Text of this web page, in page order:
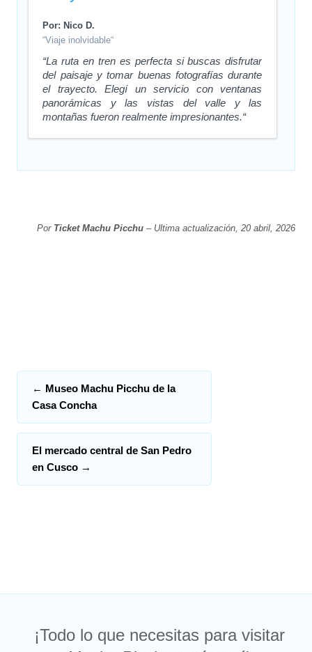
Por: Nico D.
“Viaje inolvidable“
“La ruta en tren es perfecta si buscas disfrutar
del paisaje y tomar buenas fotografías durante
el trayecto. Elegí un servicio con ventanas
panorámicas y las vistas del valle y las
montañas fueron realmente impresionantes.“
Por Ticket Machu Picchu– Ultima actualización, 20 abril, 2026
← Museo Machu Picchu de la
Casa Concha
El mercado central de San Pedro
en Cusco →
¡Todo lo que necesitas para visitar